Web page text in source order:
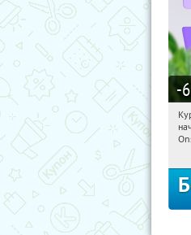
-